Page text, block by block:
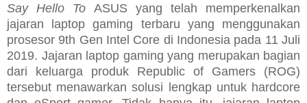
Say Hello To ASUS yang telah memperkenalkan
jajaran laptop gaming terbaru yang menggunakan
prosesor 9th Gen Intel Core di Indonesia pada 11 Juli
2019. Jajaran laptop gaming yang merupakan bagian
dari keluarga produk Republic of Gamers (ROG)
tersebut menawarkan solusi lengkap untuk hardcore